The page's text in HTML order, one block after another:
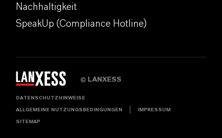
Nachhaltigkeit
SpeakUp (Compliance Hotline)
© LANXESS
DATENSCHUTZHINWEISE
ALLGEMEINE NUTZUNGSBEDINGUNGEN IMPRESSUM
SITEMAP